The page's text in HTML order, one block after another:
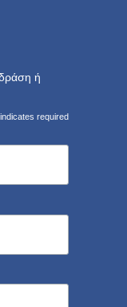
ή
indicates required